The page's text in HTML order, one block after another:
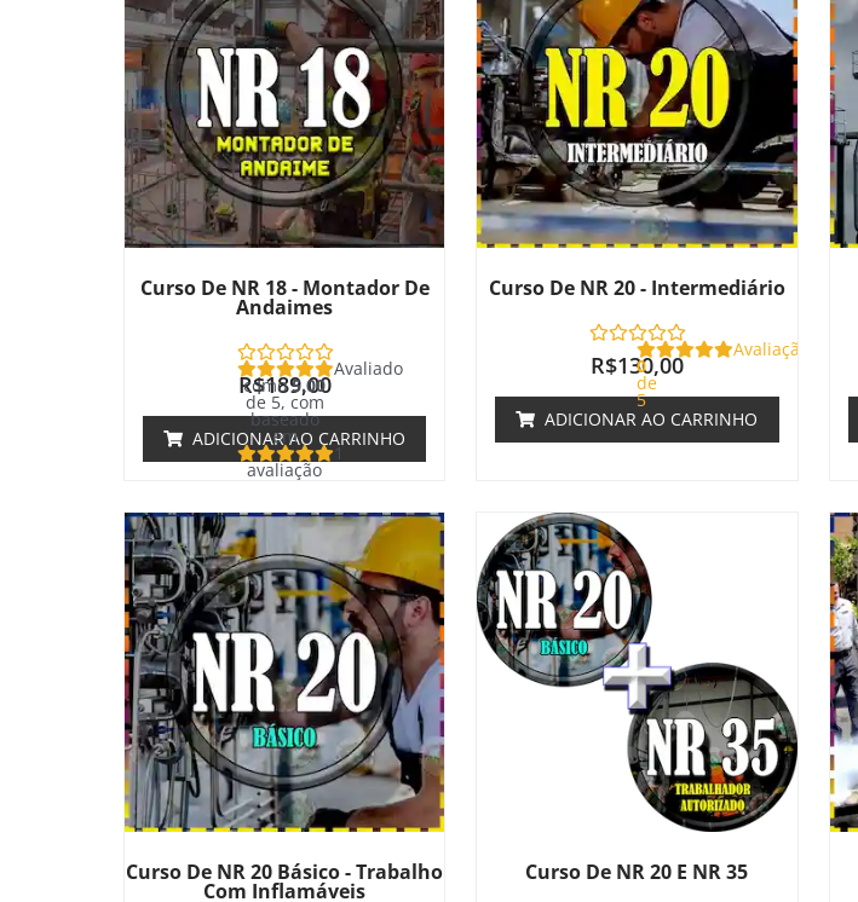
Curso De NR 18 - Montador De
Andaimes
Avaliado
como5.00
de 5, com
baseado
em
1
avaliação
de cliente
R$189,00
ADICIONAR AO CARRINHO
Curso De NR 20 - Intermediário
Avaliação
0
de
5
R$130,00
ADICIONAR AO CARRINHO
Curso De NR 20 Básico - Trabalho
Com Inflamáveis
Curso De NR 20 E NR 35